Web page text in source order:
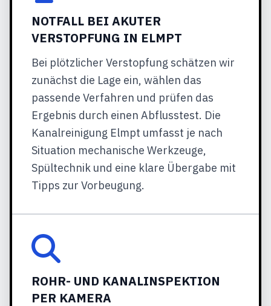
NOTFALL BEI AKUTER
VERSTOPFUNG IN ELMPT
Bei plötzlicher Verstopfung schätzen wir
zunächst die Lage ein, wählen das
passende Verfahren und prüfen das
Ergebnis durch einen Abflusstest. Die
Kanalreinigung Elmpt umfasst je nach
Situation mechanische Werkzeuge,
Spültechnik und eine klare Übergabe mit
Tipps zur Vorbeugung.
ROHR- UND KANALINSPEKTION
PER KAMERA